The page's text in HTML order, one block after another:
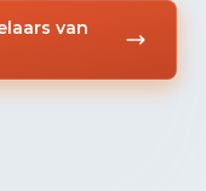
van